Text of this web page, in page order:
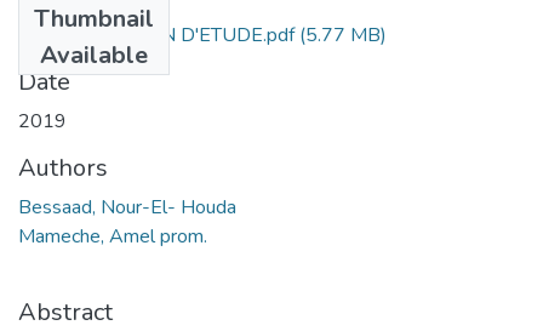
Thumbnail
Available
MEMOIRE DE FIN D'ETUDE.pdf(5.77 MB)
Date
2019
Authors
Bessaad, Nour-El- Houda
Mameche, Amel prom.
Abstract